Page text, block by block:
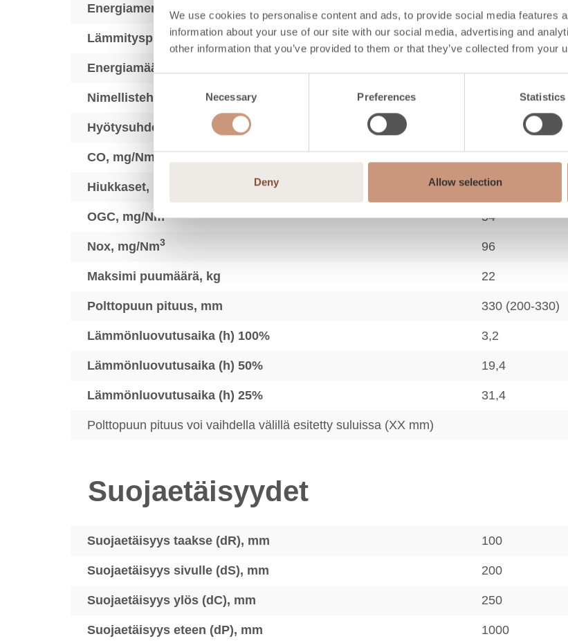
We use cookies to personalise content and ads, to provide social media features
information about your use of our site with our social media, advertising and
other information that you’ve provided to them or that they’ve collected from your
Necessary Preferences Statistics
Deny Allow selection
Energiamerkki A+
Lämmityspinta-ala, m2 50-100
Energiamäärä, kWh
Nimellisteho (min-max), kW
Hyötysuhde, %
CO, mg/Nm3
Hiukkaset, mg/Nm 24
OGC, mg/Nm 54
Nox, mg/Nm3 96
Maksimi puumäärä, kg 22
Polttopuun pituus, mm 330 (200-330)
Lämmönluovutusaika (h) 100% 3,2
Lämmönluovutusaika (h) 50% 19,4
Lämmönluovutusaika (h) 25% 31,4
Polttopuun pituus voi vaihdella välillä esitetty suluissa (XX mm)
Suojaetäisyydet
Suojaetäisyys taakse (dR), mm 100
Suojaetäisyys sivulle (dS), mm 200
Suojaetäisyys ylös (dC), mm 250
Suojaetäisyys eteen (dP), mm 1000